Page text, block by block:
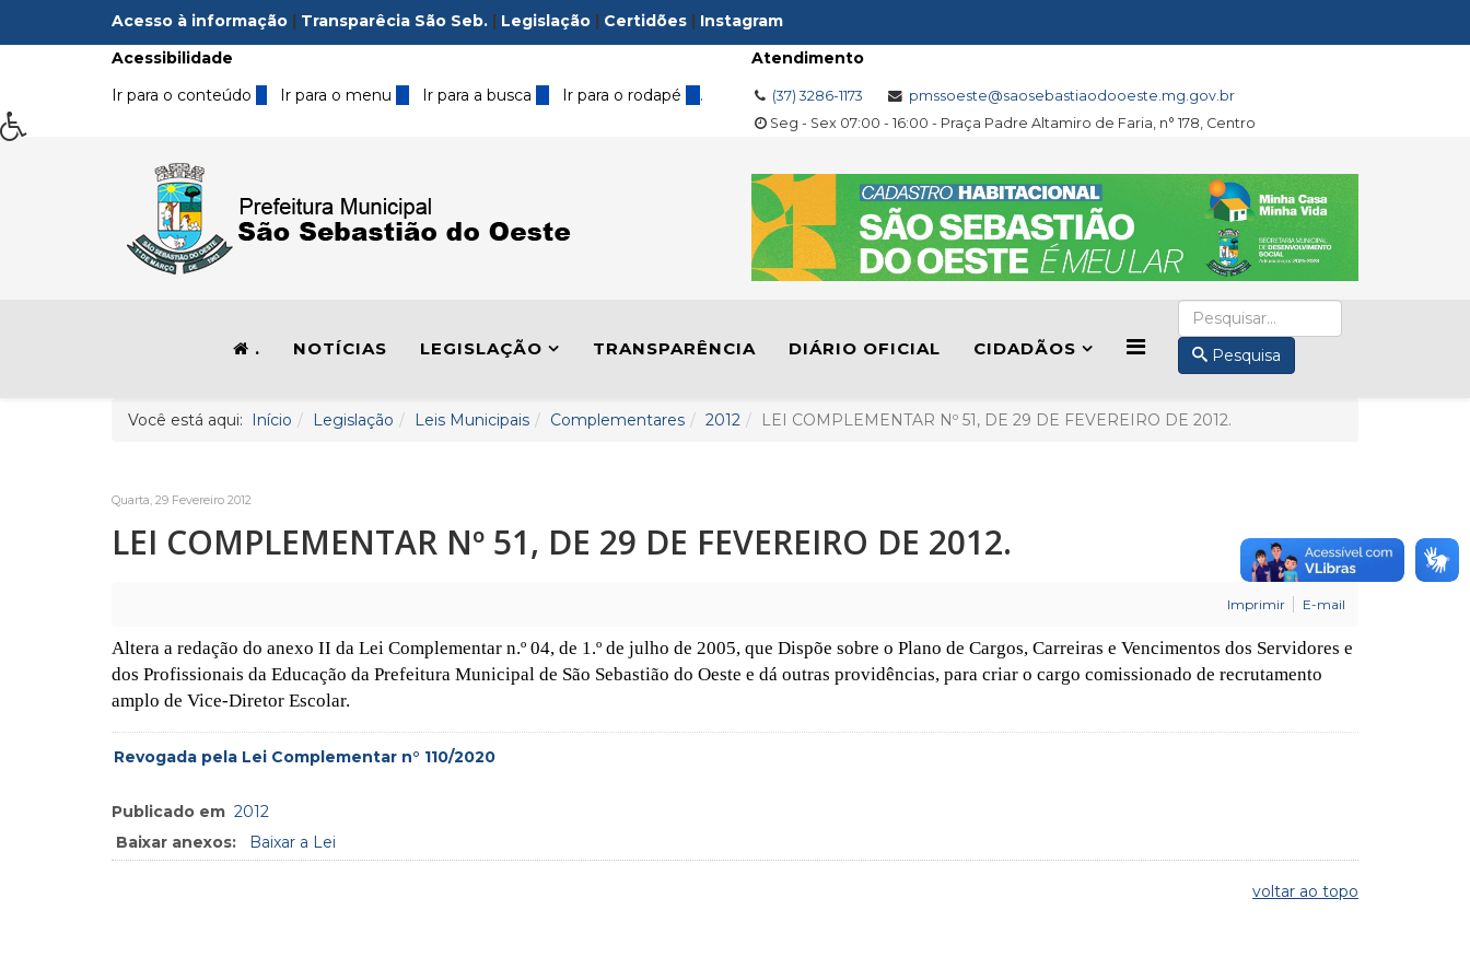
Acesso à informação | Transparêcia São Seb. | Legislação | Certidões | Instagram
Acessibilidade
Ir para o conteúdo 1 Ir para o menu 2 Ir para a busca3 Ir para o rodapé 4 .
Atendimento
(37) 3286-1173
pmssoeste@saosebastiaodooeste.mg.gov.br
Seg - Sex 07:00 - 16:00 - Praça Padre Altamiro de Faria, n° 178, Centro
. NOTÍCIAS LEGISLAÇÃO TRANSPARÊNCIA DIÁRIO OFICIAL CIDADÃOS Pesquisa
Você está aqui: Início Legislação Leis Municipais Complementares 2012 LEI COMPLEMENTAR Nº 51, DE 29 DE FEVEREIRO DE 2012.
Quarta, 29 Fevereiro 2012
LEI COMPLEMENTAR Nº 51, DE 29 DE FEVEREIRO DE 2012.
Imprimir E-mail
Altera a redação do anexo II da Lei Complementar n.º 04, de 1.º de julho de 2005, que Dispõe sobre o Plano de Cargos, Carreiras e Vencimentos dos Servidores e
dos Profissionais da Educação da Prefeitura Municipal de São Sebastião do Oeste e dá outras providências, para criar o cargo comissionado de recrutamento
amplo de Vice-Diretor Escolar.
Revogada pela Lei Complementar n° 110/2020
Publicado em 2012
Baixar anexos:
Baixar a Lei
voltar ao topo